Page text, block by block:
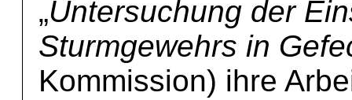
„Untersuchung der
Sturmgewehrs in
Kommission) ihre